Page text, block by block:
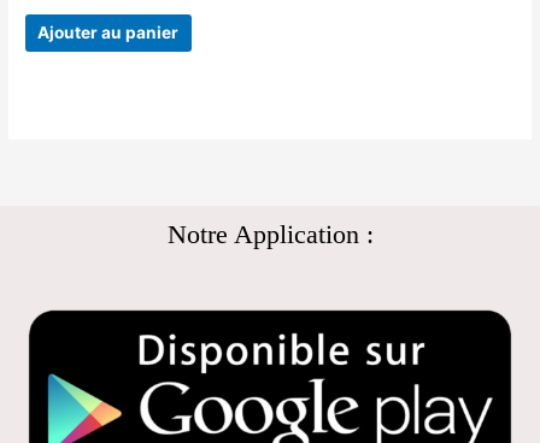
Ajouter au panier
Notre Application :